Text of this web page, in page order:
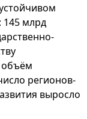
145 млрд
объём
регионов-
выросло